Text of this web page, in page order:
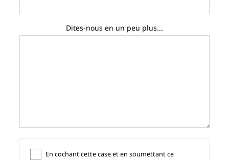
Dites-nous en un peu plus...
En cochant cette case et en soumettant ce